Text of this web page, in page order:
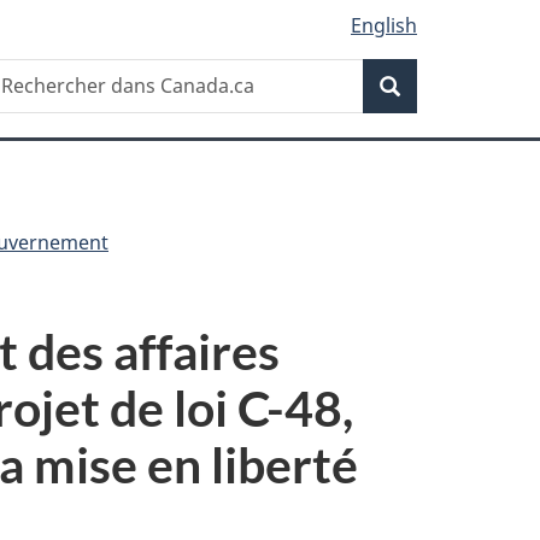
English
Recherche
des affaires
de loi C-48,
mise en liberté